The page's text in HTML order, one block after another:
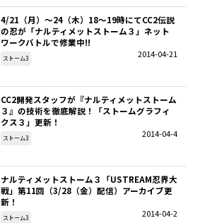
4/21（月）～24（木）18～19時にてCC2伝説
の忍が「ナルティメットストーム３」ネット
ワークバトルで修業中!!
2014-04-21
ストーム3
CC2開発スタッフが『ナルティメットストーム
３』の技術を徹底解説！「ストームグラフィ
クス３」更新！
2014-04-4
ストーム3
ナルティメットストーム３「USTREAM忍界大
戦」第11回（3/28（金）配信）アーカイブ更
新！
2014-04-2
ストーム3